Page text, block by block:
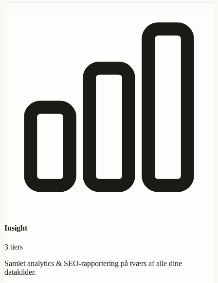
Insight
3 tiers
Samlet analytics & SEO-rapportering på tværs af alle dine
datakilder.